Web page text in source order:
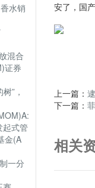
水销
混合
证券
”，
起式管
金(A
一分
安了，国
上一篇：
下一篇：
相关